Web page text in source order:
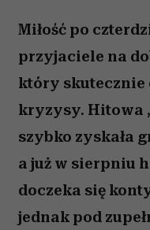
Miłość po
przyjaciele na
który skutecznie
kryzysy. Hitowa
szybko zyskała
a już w sierpniu
doczeka się
jednak pod